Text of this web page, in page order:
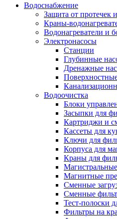
Водоснабжение
Защита от протечек
Краны-
Водонагреватели и
Электронасосы
Станции
Глубинные
Дренажные
Водоочистка
Блоки
Засыпки для
Картриджи и
Кассеты для
Ключи для
Корпуса для
Краны для
Магнитные
Сменные
Сменные
Тест-полоски
Фильтры на